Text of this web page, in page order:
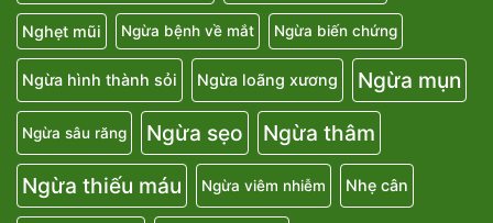
Nghẹt mũi Ngừa bệnh về mắt Ngừa biến chứng
Ngừa hình thành sỏi Ngừa loãng xương Ngừa mụn
Ngừa sâu răng Ngừa sẹo
Ngừa thâm
Ngừa thiếu máu
Ngừa viêm nhiễm Nhẹ cân